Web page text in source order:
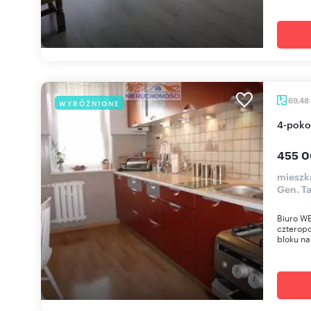
WYRÓŻNIONE 69,48
4-
455
Gen.
Biuro
bloku